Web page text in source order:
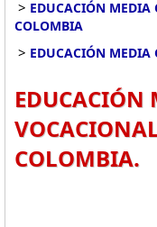
> EDUCACIÓN MEDIA
COLOMBIA
> EDUCACIÓN
EDUCACIÓN
COLOMBIA.